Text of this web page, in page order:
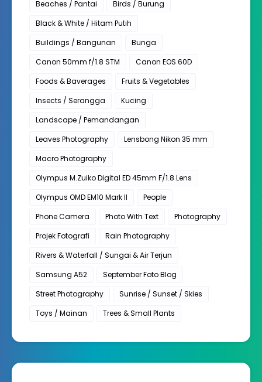
Beaches / Pantai
Birds / Burung
Black & White / Hitam Putih
Buildings / Bangunan
Bunga
Canon 50mm f/1.8 STM
Canon EOS 60D
Foods & Baverages
Fruits & Vegetables
Insects / Serangga
Kucing
Landscape / Pemandangan
Leaves Photography
Lensbong Nikon 35 mm
Macro Photography
Olympus M.Zuiko Digital ED 45mm F/1.8 Lens
Olympus OMD EM10 Mark II
People
Phone Camera
Photo With Text
Photography
Projek Fotografi
Rain Photography
Rivers & Waterfall / Sungai & Air Terjun
Samsung A52
September Foto Blog
Street Photography
Sunrise / Sunset / Skies
Toys / Mainan
Trees & Small Plants